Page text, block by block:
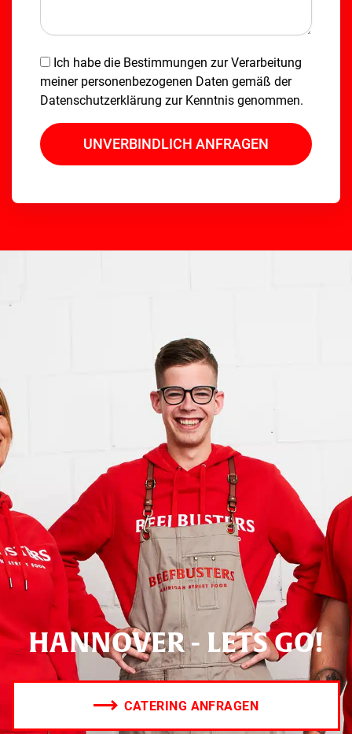
Ich habe die Bestimmungen zur Verarbeitung
meiner personenbezogenen Daten gemäß der
Datenschutzerklärung zur Kenntnis genommen.
HANNOVER - LETS GO!
CATERING ANFRAGEN